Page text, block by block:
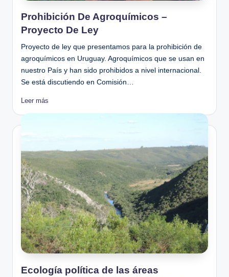
Prohibición De Agroquímicos –
Proyecto De Ley
Proyecto de ley que presentamos para la prohibición de
agroquímicos en Uruguay. Agroquímicos que se usan en
nuestro País y han sido prohibidos a nivel internacional.
Se está discutiendo en Comisión…
Leer más
Ecología política de las áreas